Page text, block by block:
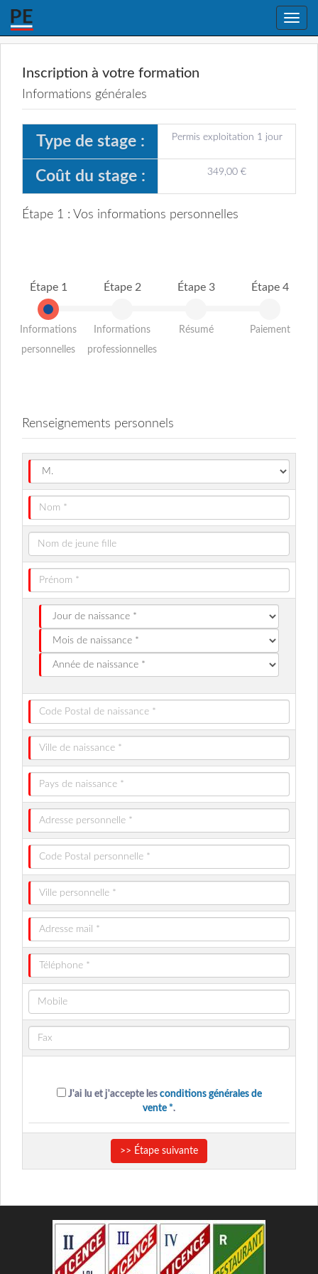
Toggle
Inscription à votre formation
Informations générales
Type de stage : Permis exploitation 1 jour
Coût du stage : 349,00 €
Étape 1 : Vos informations personnelles
Étape 1
Informations
personnelles
Étape 2
Informations
professionnelles
Étape 3
Résumé
Étape 4
Paiement
Renseignements personnels
J'ai lu et j'accepte les conditions générales de
vente *.
>> Étape suivante